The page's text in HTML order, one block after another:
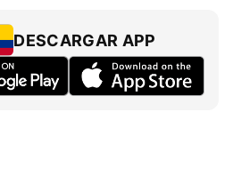
DESCARGAR APP